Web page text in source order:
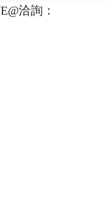
洽詢：